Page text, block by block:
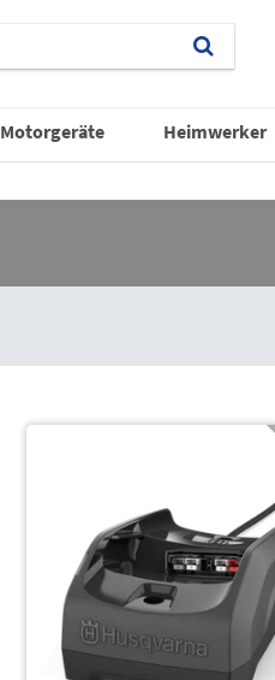
Motorgeräte Heimwerker